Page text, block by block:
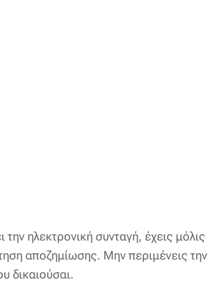
ηλεκτρονική συνταγή, έχεις μόλις
αποζημίωσης. Μην περιμένεις την
δικαιούσαι.